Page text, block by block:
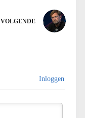
VOLGENDE
Inloggen